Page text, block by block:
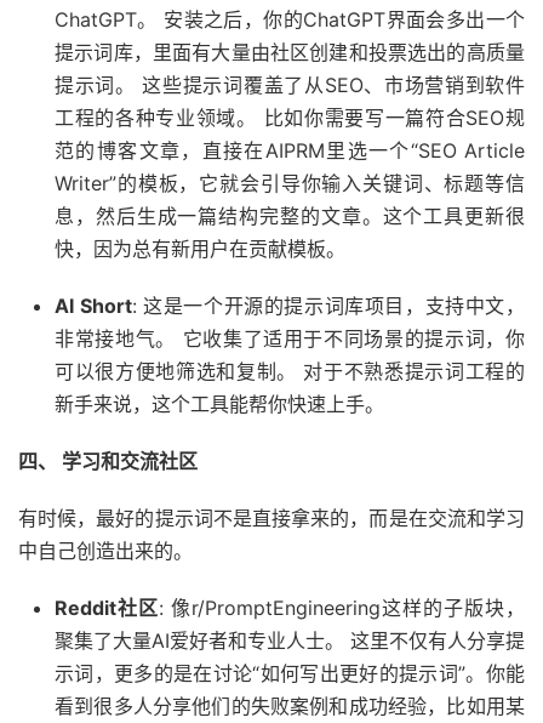
ChatGPT。 安装之后，你的ChatGPT界面会多出一个
提示词库，里面有大量由社区创建和投票选出的高质量
提示词。 这些提示词覆盖了从SEO、市场营销到软件
工程的各种专业领域。 比如你需要写一篇符合SEO规
范的博客文章，直接在AIPRM里选一个“SEO Article
Writer”的模板，它就会引导你输入关键词、标题等信
息，然后生成一篇结构完整的文章。这个工具更新很
快，因为总有新用户在贡献模板。
AI Short: 这是一个开源的提示词库项目，支持中文，
非常接地气。 它收集了适用于不同场景的提示词，你
可以很方便地筛选和复制。 对于不熟悉提示词工程的
新手来说，这个工具能帮你快速上手。
四、 学习和交流社区
有时候，最好的提示词不是直接拿来的，而是在交流和学习
中自己创造出来的。
Reddit社区: 像r/PromptEngineering这样的子版块，
聚集了大量AI爱好者和专业人士。 这里不仅有人分享提
示词，更多的是在讨论“如何写出更好的提示词”。你能
看到很多人分享他们的失败案例和成功经验，比如用某